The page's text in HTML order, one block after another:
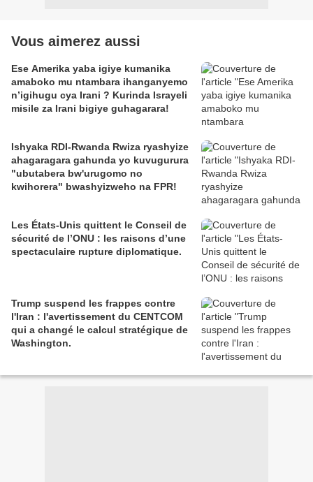
Vous aimerez aussi
Ese Amerika yaba igiye kumanika
amaboko mu ntambara ihanganyemo
n’igihugu cya Irani ? Kurinda Israyeli
misile za Irani bigiye guhagarara!
Ishyaka RDI-Rwanda Rwiza ryashyize
ahagaragara gahunda yo kuvugurura
"ubutabera bw'urugomo no
kwihorera" bwashyizweho na FPR!
Les États-Unis quittent le Conseil de
sécurité de l’ONU : les raisons d’une
spectaculaire rupture diplomatique.
Trump suspend les frappes contre
l'Iran : l'avertissement du CENTCOM
qui a changé le calcul stratégique de
Washington.